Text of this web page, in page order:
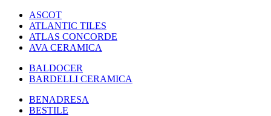
ASCOT
ATLANTIC TILES
ATLAS CONCORDE
AVA CERAMICA
BALDOCER
BARDELLI CERAMICA
BENADRESA
BESTILE